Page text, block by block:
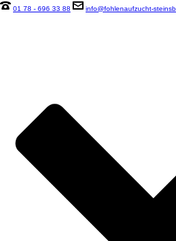
01 78 - 696 33 88 info@fohlenaufzucht-